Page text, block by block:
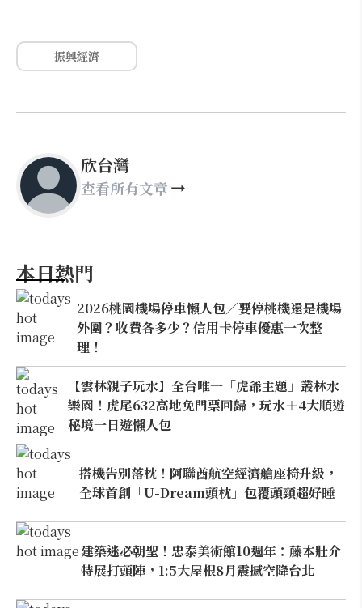
振興經濟
欣台灣
查看所有文章
本日熱門
2026桃園機場停車懶人包／要停桃機還是機場
外圍？收費各多少？信用卡停車優惠一次整
理！
【雲林親子玩水】全台唯一「虎爺主題」叢林水
樂園！虎尾632高地免門票回歸，玩水＋4大順遊
秘境一日遊懶人包
搭機告別落枕！阿聯酋航空經濟艙座椅升級，
全球首創「U-Dream頭枕」包覆頭頸超好睡
建築迷必朝聖！忠泰美術館10週年：藤本壯介
特展打頭陣，1:5大屋根8月震撼空降台北